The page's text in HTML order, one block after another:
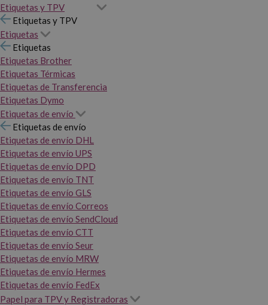
Etiquetas y TPV
Etiquetas y TPV
Etiquetas
Etiquetas
Etiquetas Brother
Etiquetas Térmicas
Etiquetas de Transferencia
Etiquetas Dymo
Etiquetas de envío
Etiquetas de envío
Etiquetas de envío DHL
Etiquetas de envío UPS
Etiquetas de envío DPD
Etiquetas de envío TNT
Etiquetas de envío GLS
Etiquetas de envío Correos
Etiquetas de envío SendCloud
Etiquetas de envío CTT
Etiquetas de envío Seur
Etiquetas de envío MRW
Etiquetas de envío Hermes
Etiquetas de envío FedEx
Papel para TPV y Registradoras